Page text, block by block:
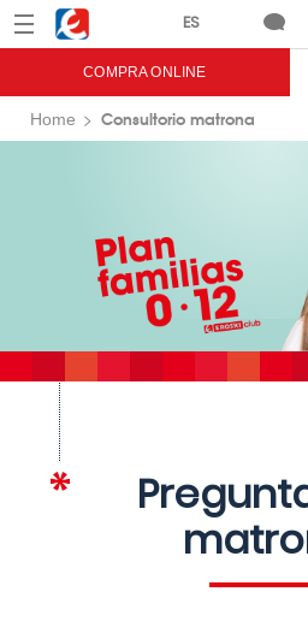
Menú Eroski
COMPRA ONLINE
Home Consultorio matrona